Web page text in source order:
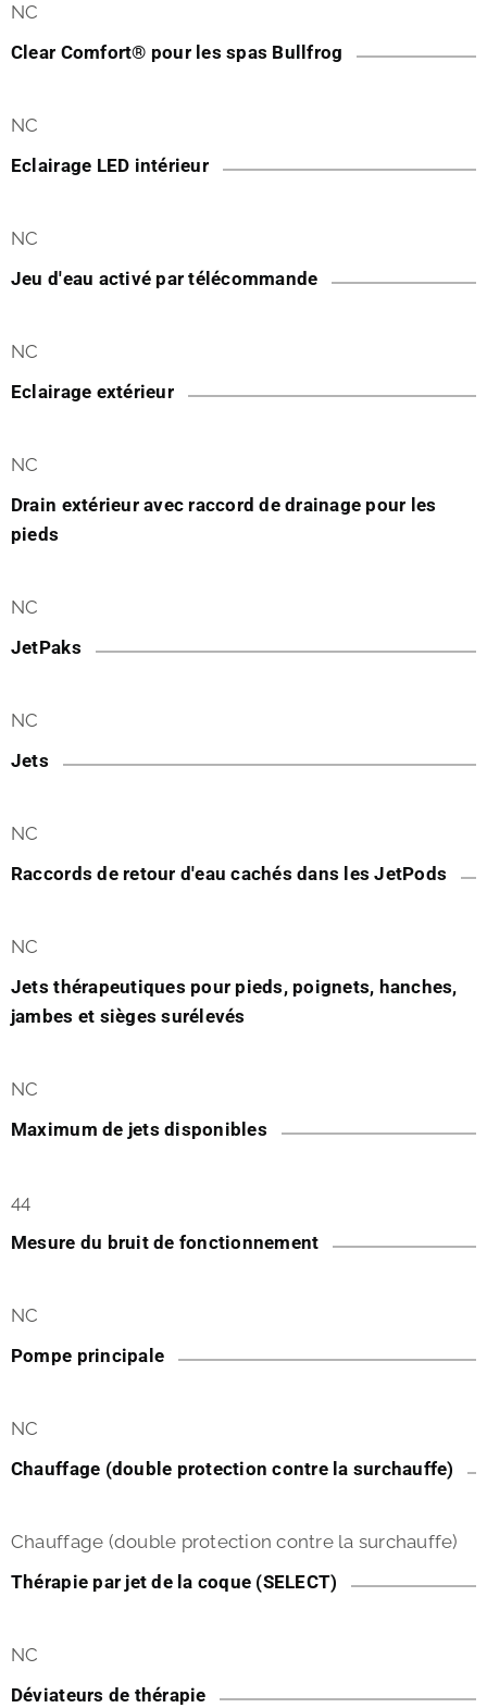
NC
Clear Comfort® pour les spas Bullfrog
NC
Eclairage LED intérieur
NC
Jeu d'eau activé par télécommande
NC
Eclairage extérieur
NC
Drain extérieur avec raccord de drainage pour les
pieds
NC
JetPaks
NC
Jets
NC
Raccords de retour d'eau cachés dans les JetPods
NC
Jets thérapeutiques pour pieds, poignets, hanches,
jambes et sièges surélevés
NC
Maximum de jets disponibles
44
Mesure du bruit de fonctionnement
NC
Pompe principale
NC
Chauffage (double protection contre la surchauffe)
Chauffage (double protection contre la surchauffe)
Thérapie par jet de la coque (SELECT)
NC
Déviateurs de thérapie